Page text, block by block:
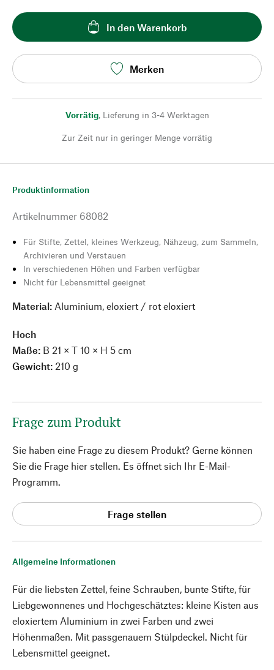
In den Warenkorb
Merken
Vorrätig, Lieferung in 3-4 Werktagen
Zur Zeit nur in geringer Menge vorrätig
Allgemeine Informationen
Für die liebsten Zettel, feine Schrauben, bunte Stifte, für
Liebgewonnenes und Hochgeschätztes: kleine Kisten aus
eloxiertem Aluminium in zwei Farben und zwei
Höhenmaßen. Mit passgenauem Stülpdeckel. Nicht für
Lebensmittel geeignet.
Produktinformation
Artikelnummer 68082
Für Stifte, Zettel, kleines Werkzeug, Nähzeug, zum Sammeln,
Archivieren und Verstauen
In verschiedenen Höhen und Farben verfügbar
Nicht für Lebensmittel geeignet
Material: Aluminium, eloxiert / rot eloxiert
Hoch
Maße: B 21 × T 10 × H 5 cm
Gewicht: 210 g
Frage zum Produkt
Sie haben eine Frage zu diesem Produkt? Gerne können
Sie die Frage hier stellen. Es öffnet sich Ihr E-Mail-
Programm.
Frage stellen